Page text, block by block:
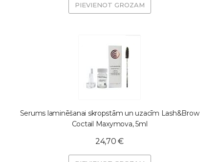
PIEVIENOT GROZAM
Serums laminēšanai skropstām un uzacīm Lash&Brow
Coctail Maxymova, 5ml
24,70 €